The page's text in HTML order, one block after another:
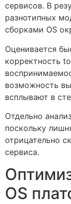
сервисов. В
разнотипных
сборками OS
Оценивается
корректность
возможность
всплывают в
Отдельно
поскольку
отрицательно
сервиса.
OS